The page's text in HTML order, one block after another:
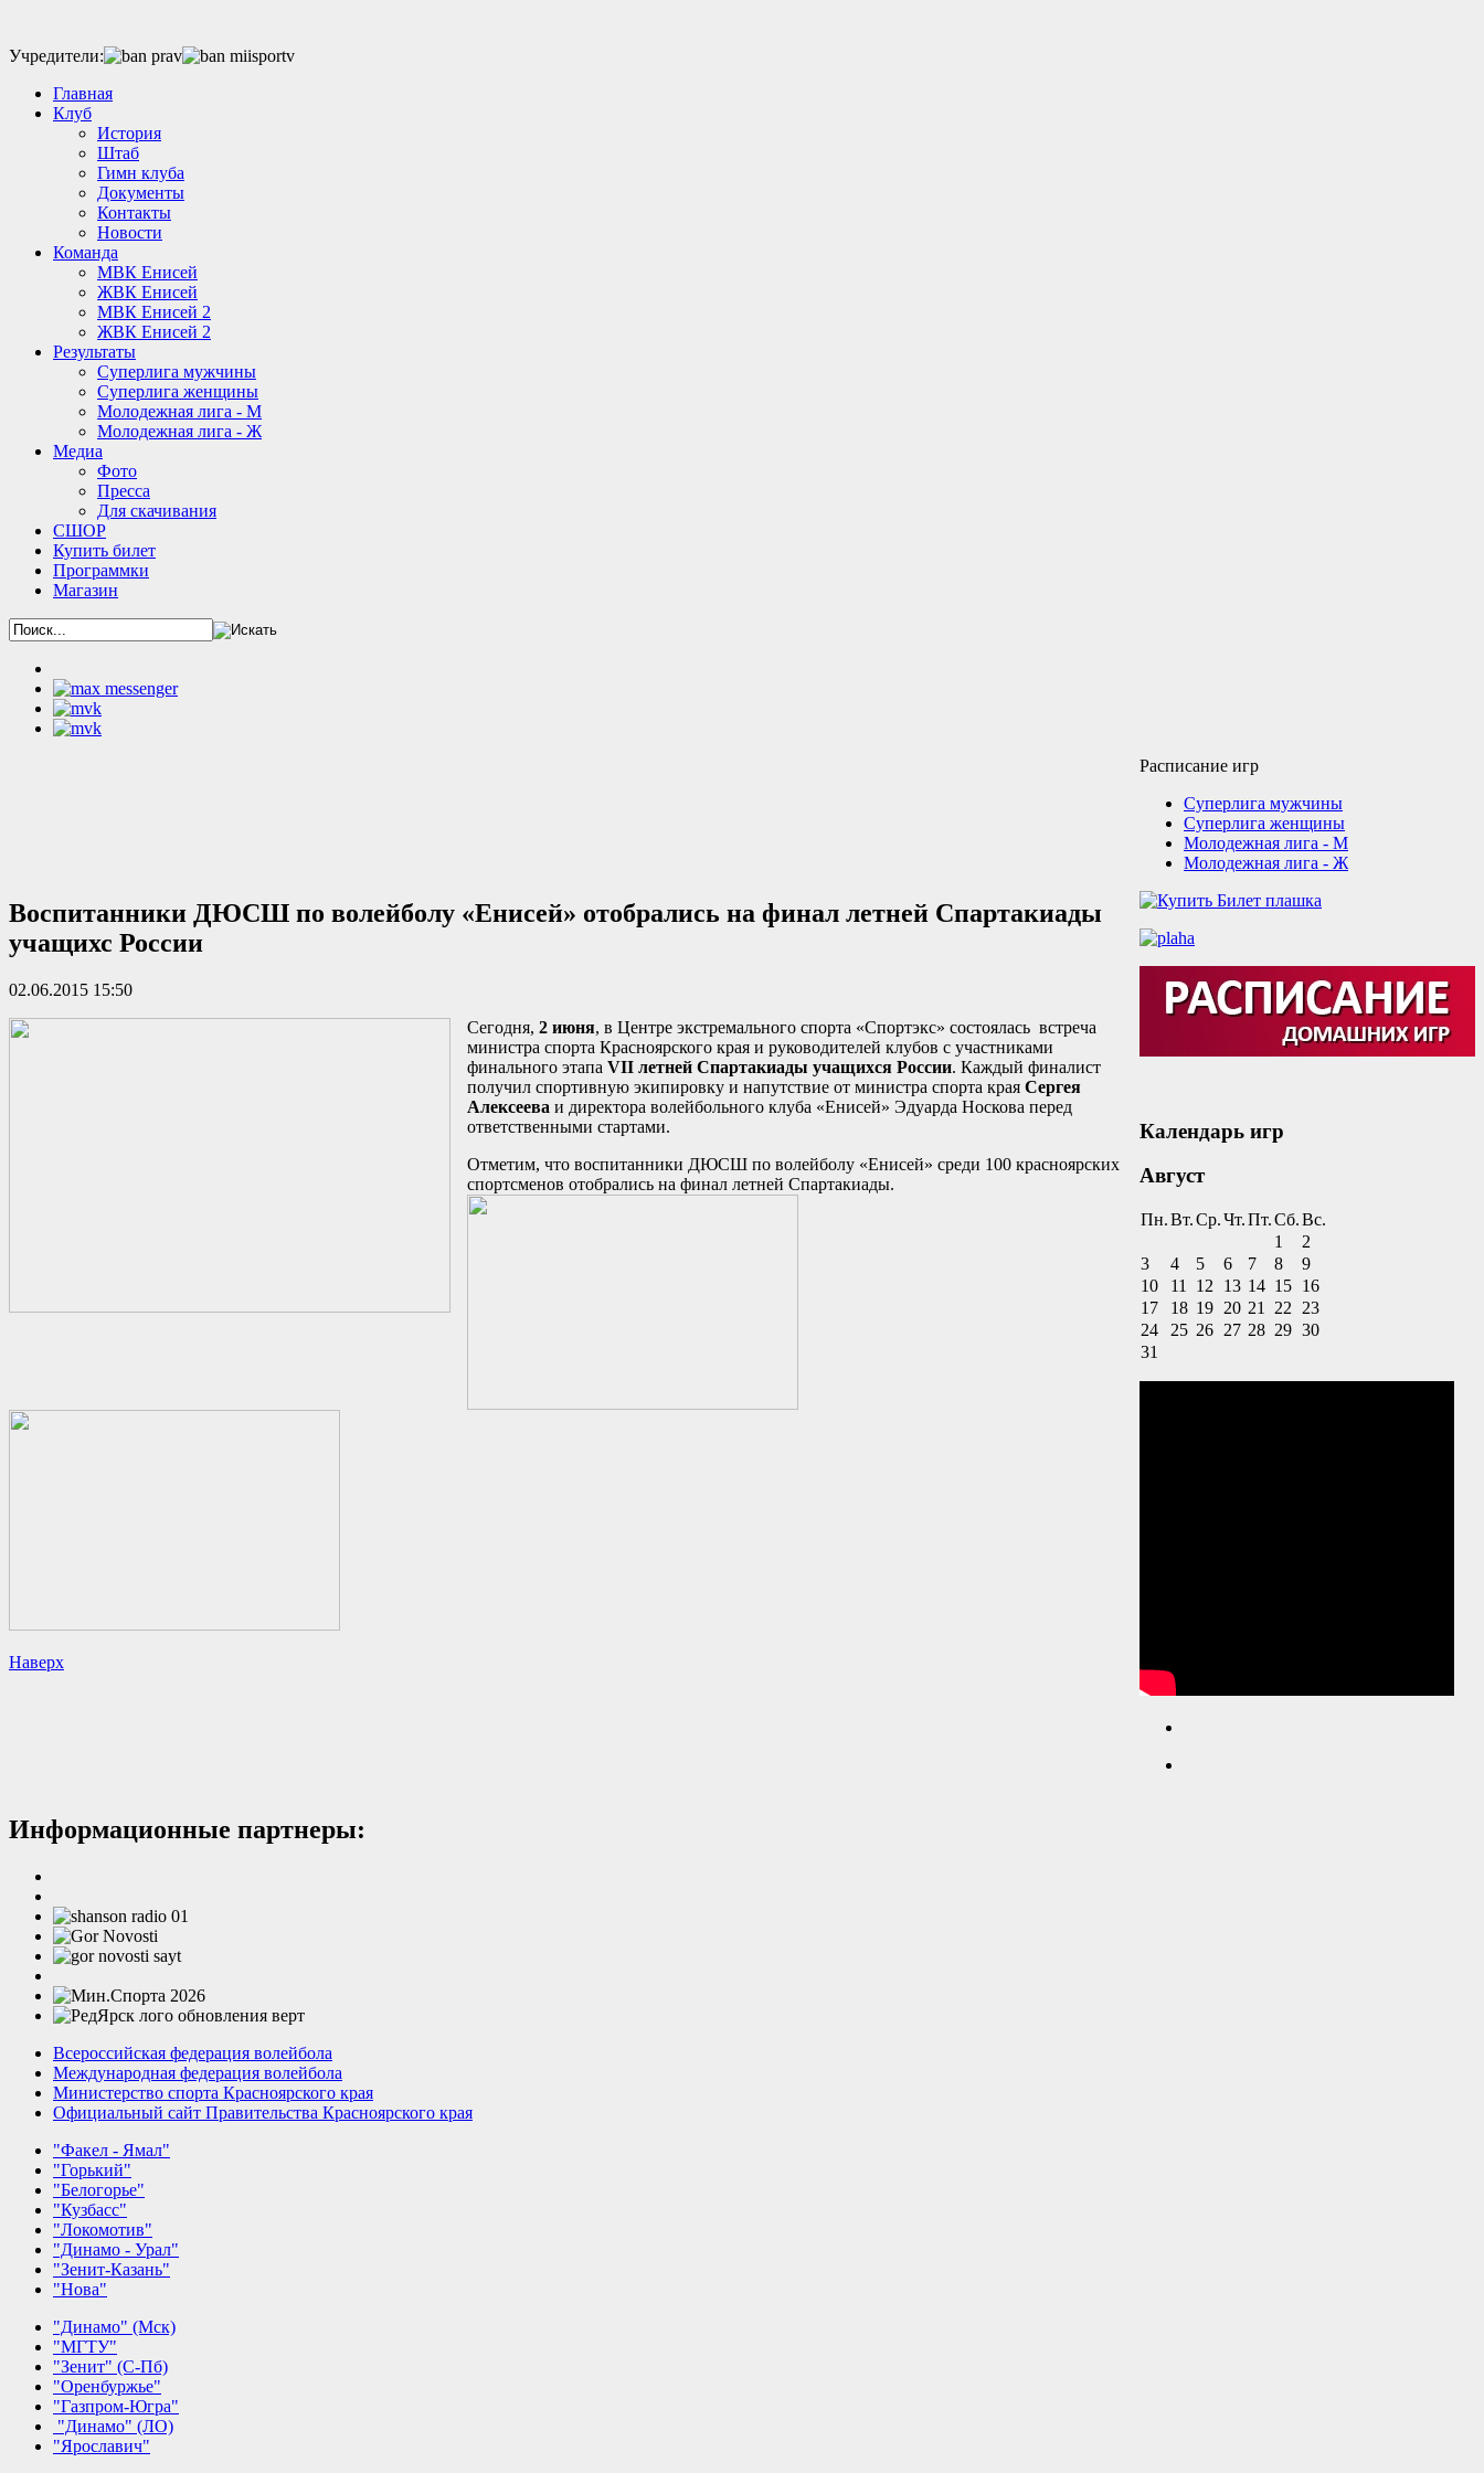
Учредители:
Главная
Клуб
История
Штаб
Гимн клуба
Документы
Контакты
Новости
Команда
МВК Енисей
ЖВК Енисей
МВК Енисей 2
ЖВК Енисей 2
Результаты
Суперлига мужчины
Суперлига женщины
Молодежная лига - М
Молодежная лига - Ж
Медиа
Фото
Пресса
Для скачивания
СШОР
Купить билет
Программки
Магазин
Воспитанники ДЮСШ по волейболу «Енисей» отобрались на финал летней Спартакиады
учащихс России
02.06.2015 15:50
Сегодня, 2 июня, в Центре экстремального спорта «Спортэкс» состоялась встреча
министра спорта Красноярского края и руководителей клубов с участниками
финального этапа VII летней Спартакиады учащихся России. Каждый финалист
получил спортивную экипировку и напутствие от министра спорта края Сергея
Алексеева и директора волейбольного клуба «Енисей» Эдуарда Носкова перед
ответственными стартами.
Отметим, что воспитанники ДЮСШ по волейболу «Енисей» среди 100 красноярских
спортсменов отобрались на финал летней Спартакиады.
Наверх
Расписание игр
Суперлига мужчины
Суперлига женщины
Молодежная лига - М
Молодежная лига - Ж
Календарь игр
Август
Пн.Вт.Ср.Чт.Пт.Сб.Вс.
1
2
3
4 5 6 7 8
9
10
11 12 13 14 15 16
17
18 19 20 21 22
23
24
25 26 27 28 29 30
31
Информационные партнеры:
Всероссийская федерация волейбола
Международная федерация волейбола
Министерство спорта Красноярского края
Официальный сайт Правительства Красноярского края
"Факел - Ямал"
"Горький"
"Белогорье"
"Кузбасс"
"Локомотив"
"Динамо - Урал"
"Зенит-Казань"
"Нова"
"Динамо" (Мск)
"МГТУ"
"Зенит" (С-Пб)
"Оренбуржье"
"Газпром-Югра"
"Динамо" (ЛО)
"Ярославич"